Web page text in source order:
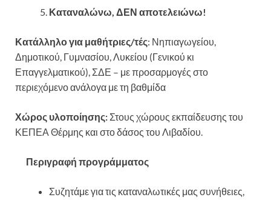
Καταναλώνω, ΔΕΝ αποτελειώνω!
Κατάλληλο για μαθήτριες/τές: Νηπιαγωγείου,
Δημοτικού, Γυμνασίου, Λυκείου (Γενικού κι
Επαγγελματικού), ΣΔΕ – με προσαρμογές στο
περιεχόμενο ανάλογα με τη βαθμίδα
Χώρος υλοποίησης: Στους χώρους εκπαίδευσης του
ΚΕΠΕΑ Θέρμης και στο δάσος του Λιβαδίου.
Περιγραφή προγράμματος
Συζητάμε για τις καταναλωτικές μας συνήθειες,